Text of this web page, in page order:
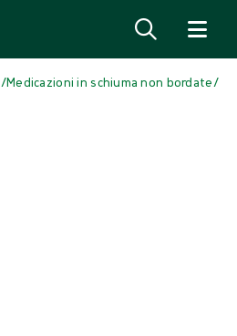
/Medicazioni in schiuma non bordate/